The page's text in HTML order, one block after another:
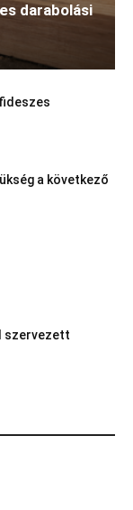
darabolási
a következő
szervezett